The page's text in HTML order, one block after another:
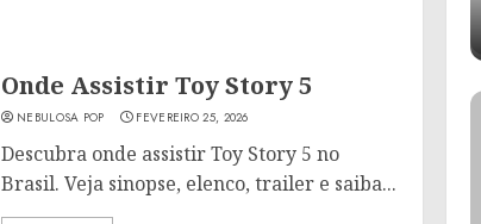
Onde Assistir Toy Story 5
NEBULOSA POP FEVEREIRO 25, 2026
Descubra onde assistir Toy Story 5 no
Brasil. Veja sinopse, elenco, trailer e saiba...